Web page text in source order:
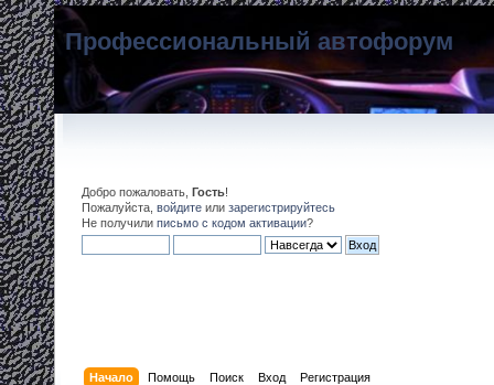
Профессиональный автофорум
Добро пожаловать, Гость!
Пожалуйста, войдите или зарегистрируйтесь
Не получили письмо с кодом активации?
Начало Помощь Поиск Вход Регистрация